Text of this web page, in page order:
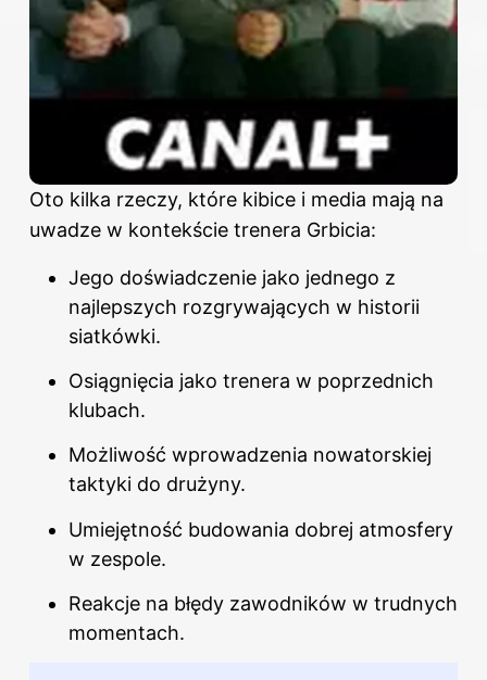
Oto kilka rzeczy, które kibice i media mają na
uwadze w kontekście trenera Grbicia:
Jego doświadczenie jako jednego z
najlepszych rozgrywających w historii
siatkówki.
Osiągnięcia jako trenera w poprzednich
klubach.
Możliwość wprowadzenia nowatorskiej
taktyki do drużyny.
Umiejętność budowania dobrej atmosfery
w zespole.
Reakcje na błędy zawodników w trudnych
momentach.